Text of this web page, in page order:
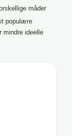
måder
populære
mindre ideelle